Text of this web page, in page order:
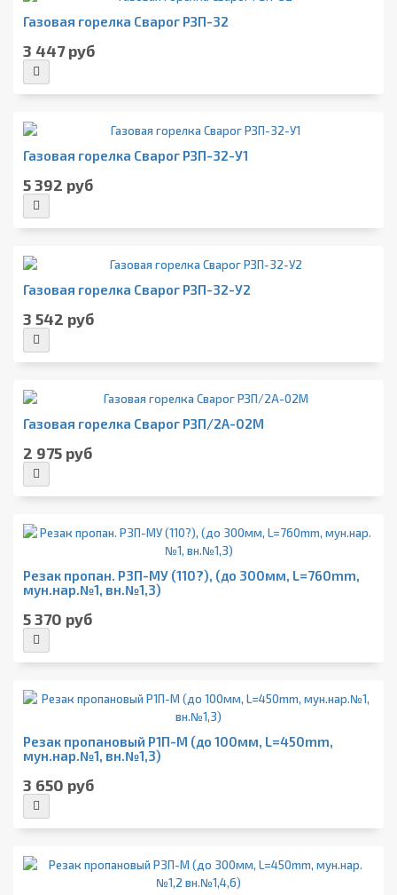
Газовая горелка Сварог РЗП-32
3 447 руб
Газовая горелка Сварог РЗП-32-У1
5 392 руб
Газовая горелка Сварог РЗП-32-У2
3 542 руб
Газовая горелка Сварог РЗП/2А-02М
2 975 руб
Резак пропан. Р3П-МУ (110?), (до 300мм, L=760mm,
мун.нар.№1, вн.№1,3)
5 370 руб
Резак пропановый Р1П-М (до 100мм, L=450mm,
мун.нар.№1, вн.№1,3)
3 650 руб